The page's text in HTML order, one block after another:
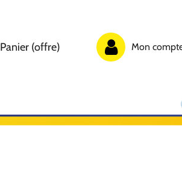
Panier (offre) Mon